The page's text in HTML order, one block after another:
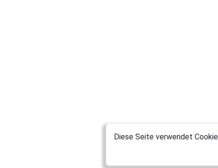
Diese Seite verwendet